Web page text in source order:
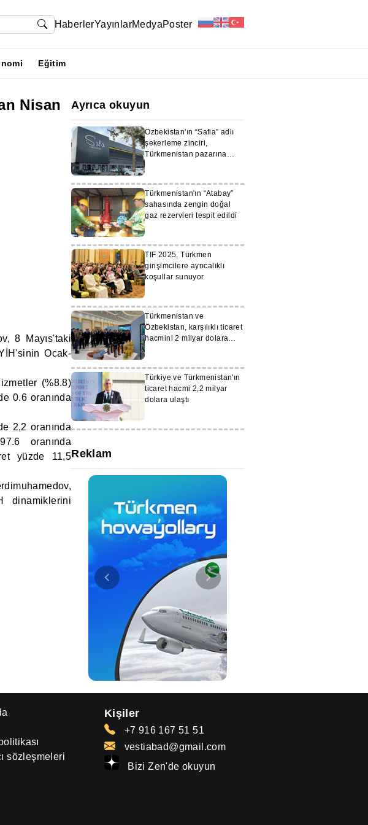
HaberlerYayınlarMedyaPoster
Eğitim
Nisan
8 Mayıs'taki
Ocak-
(%8.8)
0.6 oranında
2,2 oranında
oranında
yüzde 11,5
dinamiklerini
Ayrıca okuyun
Özbekistan'ın “Safia” adlı
şekerleme zinciri,
Türkmenistan pazarına
Türkmenistan'ın “Atabay”
sahasında zengin doğal
gaz rezervleri tespit edildi
TIF 2025, Türkmen
girişimcilere ayrıcalıklı
koşullar sunuyor
Türkmenistan ve
Özbekistan, karşılıklı ticaret
hacmini 2 milyar dolara
Türkiye ve Türkmenistan'ın
ticaret hacmi 2,2 milyar
dolara ulaştı
Reklam
sözleşmeleri
Kişiler
+7 916 167 51 51
vestiabad@gmail.com
Bizi Zen'de okuyun